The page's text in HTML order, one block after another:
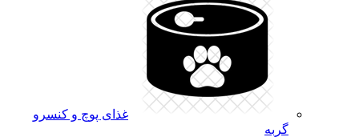
غذای پوچ و کنسرو
گربه